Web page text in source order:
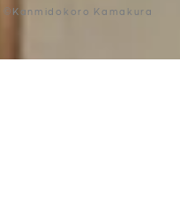
©Kanmidokoro Kamakura